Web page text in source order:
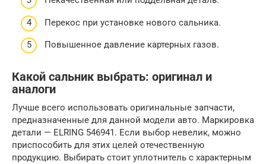
Перекос при установке нового сальника.
Повышенное давление картерных газов.
Какой сальник выбрать: оригинал и
аналоги
Лучше всего использовать оригинальные запчасти,
предназначенные для данной модели авто. Маркировка
детали — ELRING 546941. Если выбор невелик, можно
приспособить для этих целей отечественную
продукцию. Выбирать стоит уплотнитель с характерным